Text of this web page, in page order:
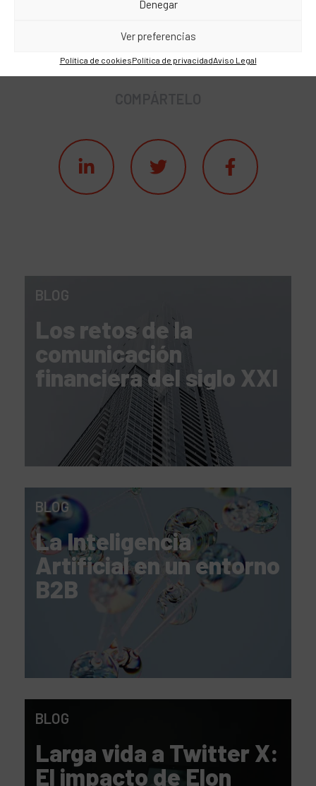
Denegar
Ver preferencias
Política de cookiesPolítica de privacidadAviso Legal
-Tasa de retención=Clientes que se han dado de baja en un
BLOG
Los retos de la
comunicación
financiera del siglo XXI
BLOG
La Inteligencia
Artificial en un entorno
B2B
BLOG
Larga vida a Twitter X:
El impacto de Elon